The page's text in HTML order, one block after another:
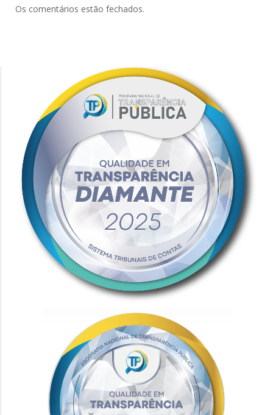
Os comentários estão fechados.